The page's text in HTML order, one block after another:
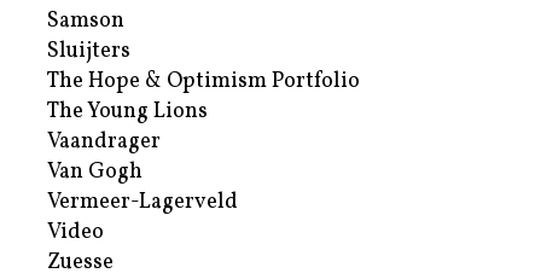
Samson
Sluijters
The Hope & Optimism Portfolio
The Young Lions
Vaandrager
Van Gogh
Vermeer-Lagerveld
Video
Zuesse